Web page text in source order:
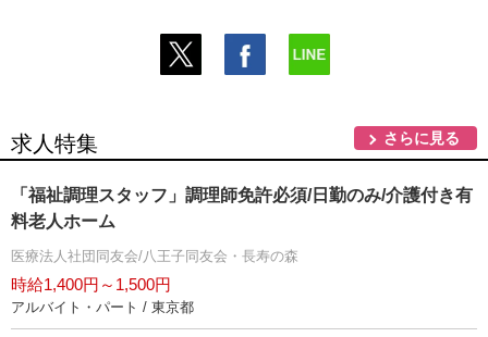
求人特集 さらに見る
「福祉調理スタッフ」調理師免許必須/日勤のみ/介護付き有
料老人ホーム
医療法人社団同友会/八王子同友会・長寿の森
時給1,400円～1,500円
アルバイト・パート / 東京都